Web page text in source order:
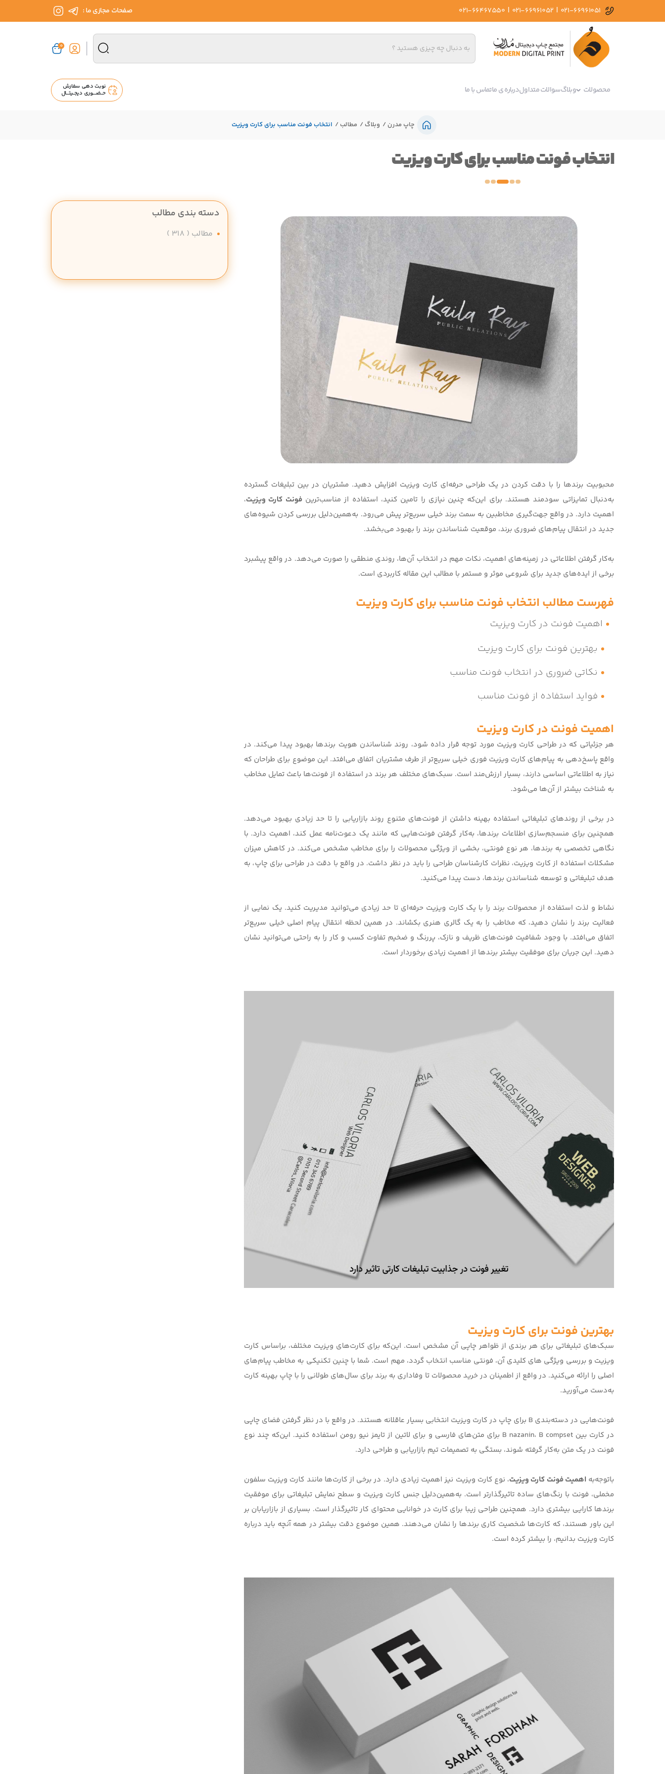
021-66961051
|
021-66961052
|
021-66467550 صفحات مجازی ما :
0
محصولات وبلاگسوالات متداولدرباره ی ماتماس با ما
نوبت دهی سفارش
حــضــــوری دیجــیتـــال
چاپ مدرن وبلاگ مطالب انتخاب فونت مناسب برای کارت ویزیت
انتخاب فونت مناسب برای کارت ویزیت
محبوبیت برندها را با دقت کردن در یک طراحی حرفه‌ای کارت ویزیت افزایش دهید. مشتریان در بین تبلیغات گسترده
به‌دنبال تمایزاتی سودمند هستند. برای این‌که چنین نیازی را تامین کنید، استفاده از مناسب‌ترینفونت کارت ویزیت،
اهمیت دارد. در واقع جهت‌گیری مخاطبین به سمت برند خیلی سریع‌تر پیش می‌رود. به‌همین‌دلیل بررسی کردن شیوه‌های
جدید در انتقال پیام‌های ضروری برند، موقعیت شناساندن برند را بهبود می‌بخشد.
به‌کار گرفتن اطلاعاتی در زمینه‌های اهمیت، نکات مهم در انتخاب آن‌ها، روندی منطقی را صورت می‌دهد. در واقع پیشبرد
برخی از ایده‌های جدید برای شروعی موثر و مستمر با مطالب این مقاله کاربردی است.
فهرست مطالب انتخاب فونت مناسب برای کارت ویزیت
اهمیت فونت در کارت ویزیت
بهترین فونت برای کارت ویزیت
نکاتی ضروری در انتخاب فونت مناسب
فواید استفاده از فونت مناسب
اهمیت فونت در کارت ویزیت
هر جزئیاتی که در طراحی کارت ویزیت مورد توجه قرار داده شود، روند شناساندن هویت برندها بهبود پیدا می‌کند. در
واقع پاسخ‌دهی به پیام‌های کارت ویزیت فوری خیلی سریع‌تر از طرف مشتریان اتفاق می‌افتد. این موضوع برای طراحان که
نیاز به اطلاعاتی اساسی دارند، بسیار ارزش‌مند است. سبک‌های مختلف هر برند در استفاده از فونت‌ها باعث تمایل مخاطب
به شناخت بیشتر از آن‌ها می‌شود.
در برخی از روندهای تبلیغاتی استفاده بهینه داشتن از فونت‌های متنوع روند بازاریابی را تا حد زیادی بهبود می‌دهد.
همچنین برای منسجم‌سازی اطلاعات برندها، به‌کار گرفتن فونت‌‌هایی که مانند یک دعوت‌نامه عمل کند، اهمیت دارد. با
نگاهی تخصصی به برندها، هر نوع فونتی، بخشی از ویژگی محصولات را برای مخاطب مشخص می‌کند. در کاهش میزان
مشکلات استفاده از کارت ویزیت، نظرات کارشناسان طراحی را باید در نظر داشت. در واقع با دقت در طراحی برای چاپ، به
هدف تبلیغاتی و توسعه شناساندن برندها، دست پیدا می‌کنید.
نشاط و لذت استفاده از محصولات برند را با یک کارت ویزیت حرفه‌ای تا حد زیادی می‌توانید مدیریت کنید. یک نمایی از
فعالیت برند را نشان دهید، که مخاطب را به یک گالری هنری بکشاند. در همین لحظه انتقال پیام اصلی خیلی سریع‌تر
اتفاق می‌افتد. با وجود شفافیت فونت‌های ظریف و نازک، پررنگ و ضخیم تفاوت کسب و کار را به‌ راحتی می‌توانید نشان
دهید. این جریان برای موفقیت بیشتر برندها از اهمیت زیادی برخوردار است.
بهترین فونت برای کارت ویزیت
سبک‌های تبلیغاتی برای هر برندی از ظواهر چاپی آن مشخص است. این‌که برای کارت‌های ویزیت مختلف، براساس کارت
ویزیت و بررسی ویژگی های کلیدی آن، فونتی مناسب انتخاب گردد، مهم است. شما با چنین تکنیکی به مخاطب پیام‌های
اصلی را ارائه می‌کنید. در واقع از اطمینان در خرید محصولات تا وفاداری به برند برای سال‌های طولانی را با چاپ بهینه کارت
به‌دست می‌آورید.
فونت‌هایی در دسته‌بندی B برای چاپ در کارت ویزیت انتخابی بسیار عاقلانه هستند. در واقع با در نظر گرفتن فضای چاپی
در کارت بین B nazanin، B compset برای متن‌های فارسی و برای لاتین از تایمز نیو رومن استفاده کنید. این‌که چند نوع
فونت در یک متن به‌کار گرفته شوند، بستگی به تصمیمات تیم بازاریابی و طراحی دارد.
باتوجه‌به اهمیت فونت کارت ویزیت، نوع کارت ویزیت نیز اهمیت زیادی دارد. در برخی از کارت‌‌ها مانند کارت ویزیت سلفون
مخملی، فونت با رنگ‌های ساده تاثیرگذارتر است. به‌همین‌دلیل جنس کارت ویزیت و سطح نمایش تبلیغاتی برای موفقیت
برندها کارایی بیشتری دارد. همچنین طراحی زیبا برای کارت در خوانایی محتوای کار تاثیرگذار است. بسیاری از بازاریابان بر
این باور هستند، که کارت‌ها شخصیت کاری برندها را نشان می‌دهند. همین موضوع دقت بیشتر در همه آنچه باید درباره
کارت ویزیت بدانیم، را بیشتر کرده است.
دسته بندی مطالب
مطالب ( 318 )